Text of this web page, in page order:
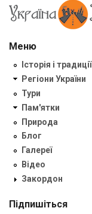
Меню
Історія і традиції
Регіони України
Тури
Пам'ятки
Природа
Блог
Галереї
Відео
Закордон
Підпишіться